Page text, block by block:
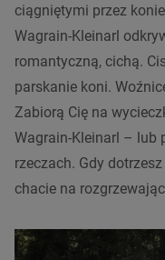
ciągniętymi przez
Wagrain-Kleinarl
romantyczną, cichą.
parskanie koni.
Zabiorą Cię na
Wagrain-Kleinarl – lub
rzeczach. Gdy
chacie na